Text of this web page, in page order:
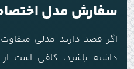
سفارش مدل
اگر قصد دارید مدلی
داشته باشید، کافی است